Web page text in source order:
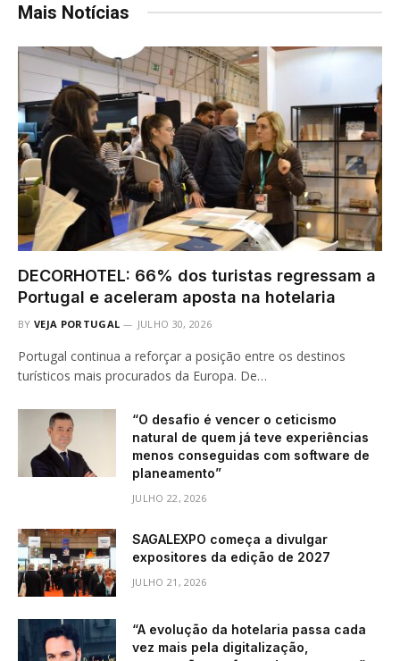
Mais Notícias
DECORHOTEL: 66% dos turistas regressam a
Portugal e aceleram aposta na hotelaria
BY VEJA PORTUGAL JULHO 30, 2026
Portugal continua a reforçar a posição entre os destinos
turísticos mais procurados da Europa. De…
“O desafio é vencer o ceticismo
natural de quem já teve experiências
menos conseguidas com software de
planeamento”
JULHO 22, 2026
SAGALEXPO começa a divulgar
expositores da edição de 2027
JULHO 21, 2026
“A evolução da hotelaria passa cada
vez mais pela digitalização,